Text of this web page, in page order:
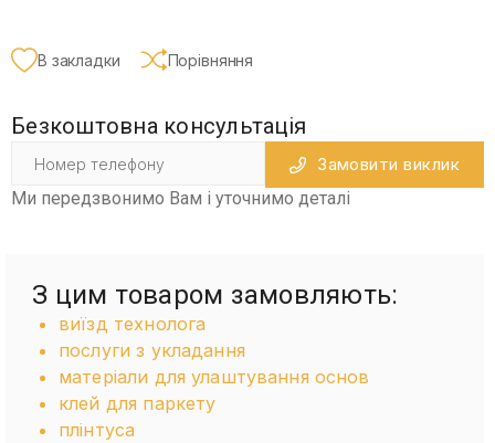
В закладки Порівняння
Безкоштовна консультація
Замовити виклик
Ми передзвонимо Вам і уточнимо деталі
З цим товаром замовляють:
виїзд технолога
послуги з укладання
матеріали для улаштування основ
клей для паркету
плінтуса